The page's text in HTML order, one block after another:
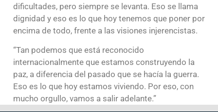
dificultades, pero siempre se levanta. Eso se llama
dignidad y eso es lo que hoy tenemos que poner por
encima de todo, frente a las visiones injerencistas.
“Tan podemos que está reconocido
internacionalmente que estamos construyendo la
paz, a diferencia del pasado que se hacía la guerra.
Eso es lo que hoy estamos viviendo. Por eso, con
mucho orgullo, vamos a salir adelante.”